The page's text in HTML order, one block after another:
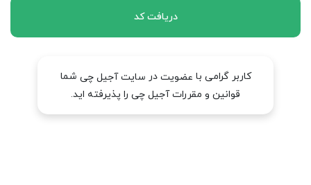
دریافت کد
کاربر گرامی با عضویت در سایت آجیل چی شما
قوانین و مقررات آجیل چی را پذیرفته اید.